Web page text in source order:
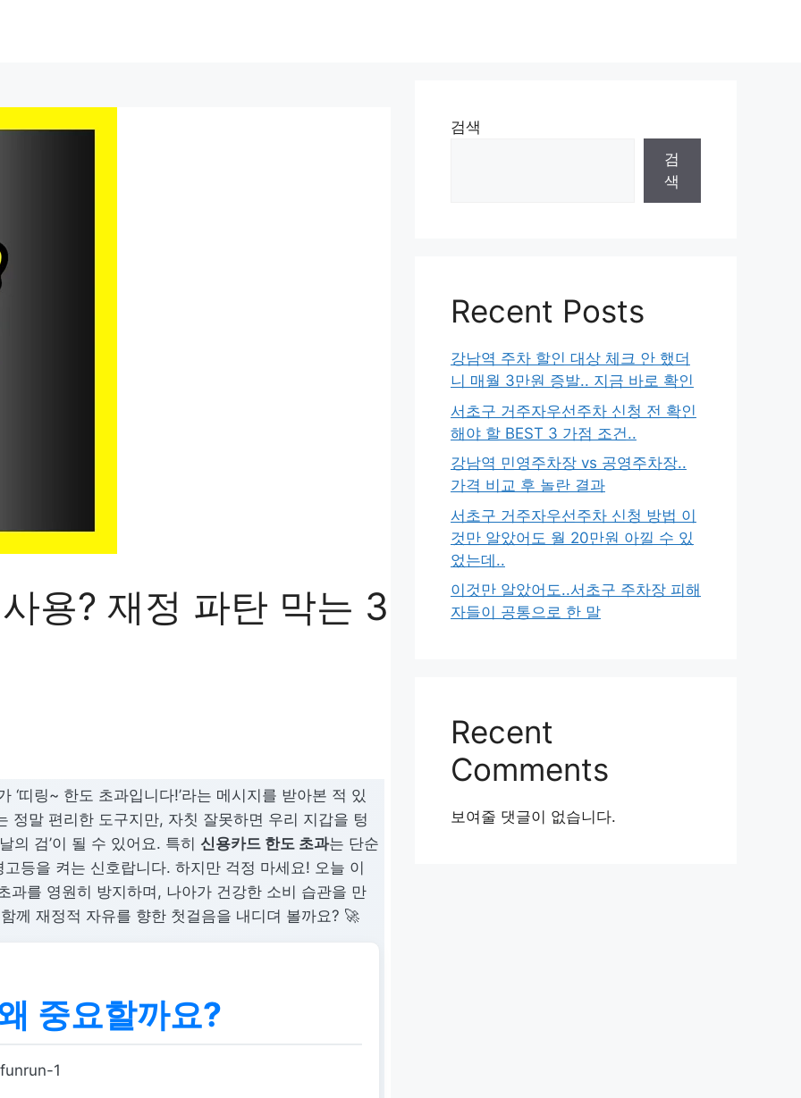
용? 재정 파탄 막는 3
띠링~ 한도 초과입니다!’라는 메시지를 받아본 적 있
정말 편리한 도구지만, 자칫 잘못하면 우리 지갑을 텅
의 검’이 될 수 있어요. 특히 신용카드 한도 초과는 단순
등을 켜는 신호랍니다. 하지만 걱정 마세요! 오늘 이
과를 영원히 방지하며, 나아가 건강한 소비 습관을 만
께 재정적 자유를 향한 첫걸음을 내디뎌 볼까요? 🚀
중요할까요?
funrun-1
검색
검
색
Recent Posts
강남역 주차 할인 대상 체크 안 했더
니 매월 3만원 증발.. 지금 바로 확인
서초구 거주자우선주차 신청 전 확인
해야 할 BEST 3 가점 조건..
강남역 민영주차장 vs 공영주차장..
가격 비교 후 놀란 결과
서초구 거주자우선주차 신청 방법 이
것만 알았어도 월 20만원 아낄 수 있
었는데..
이것만 알았어도..서초구 주차장 피해
자들이 공통으로 한 말
Recent
Comments
보여줄 댓글이 없습니다.